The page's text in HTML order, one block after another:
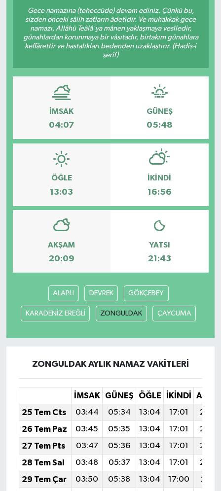
Gece namazına (teheccüde) devam ediniz. Çünkü bu,
sizden önceki sâlih zâtların âdetidir. Ve muhakkak gece
namazı, Allâhü Teâlâ'ya mânen yaklaşmaya vesîledir,
günahlardan korunmaya bir vâsıtadır, birtakım günahlara
keffârettir ve hastalıkları bedenden uzaklaştırır. (Hadis-i
şerif)
İMSAK
04:07
GÜNEŞ
05:48
ÖĞLE
13:03
İKINDI
16:56
AKŞAM
20:09
YATSI
21:43
ALAPLI DEVREK GÖKÇEBEY
KARADENİZ EREĞLİ ZONGULDAK ÇAYCUMA
ZONGULDAK AYLIK NAMAZ VAKITLERI
İMSAK GÜNEŞ ÖĞLE İKINDI
25 Tem Cts
03:44 05:34 13:04 17:01
26 Tem Paz
03:45 05:35 13:04 17:01
27 Tem Pts
03:47 05:36 13:04 17:01
28 Tem Sal
03:48 05:37 13:04 17:01
29 Tem Çar
03:50 05:38 13:04 17:00
20:21